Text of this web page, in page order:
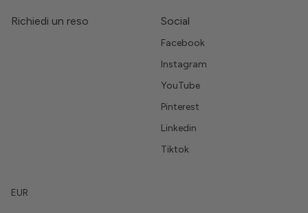
Richiedi un reso Social
Facebook
Instagram
YouTube
Pinterest
Linkedin
Tiktok
EUR